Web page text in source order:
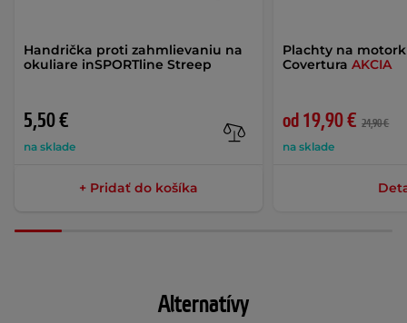
Handrička proti zahmlievaniu na
okuliare inSPORTline Streep
5,50 €
na sklade
+ Pridať do košíka
Plachty na
CoverturaAKCIA
od 19,90 € 24,90 €
na sklade
Alternatívy